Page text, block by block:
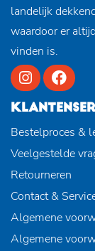
landelijk
waardoor er
vinden is.
Bestelproces &
Veelgestelde
Retourneren
Contact &
Algemene
Algemene